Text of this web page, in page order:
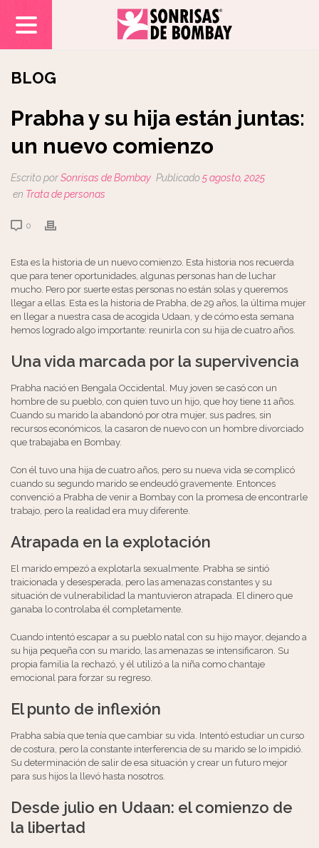
BLOG
Prabha y su hija están juntas:
un nuevo comienzo
Escrito porSonrisas de Bombay Publicado5 agosto, 2025
en Trata de personas
0
Esta es la historia de un nuevo comienzo. Esta historia nos recuerda
que para tener oportunidades, algunas personas han de luchar
mucho. Pero por suerte estas personas no están solas y queremos
llegar a ellas. Esta es la historia de Prabha, de 29 años, la última mujer
en llegar a nuestra casa de acogida Udaan, y de cómo esta semana
hemos logrado algo importante: reunirla con su hija de cuatro años.
Una vida marcada por la supervivencia
Prabha nació en Bengala Occidental. Muy joven se casó con un
hombre de su pueblo, con quien tuvo un hijo, que hoy tiene 11 años.
Cuando su marido la abandonó por otra mujer, sus padres, sin
recursos económicos, la casaron de nuevo con un hombre divorciado
que trabajaba en Bombay.
Con él tuvo una hija de cuatro años, pero su nueva vida se complicó
cuando su segundo marido se endeudó gravemente. Entonces
convenció a Prabha de venir a Bombay con la promesa de encontrarle
trabajo, pero la realidad era muy diferente.
Atrapada en la explotación
El marido empezó a explotarla sexualmente. Prabha se sintió
traicionada y desesperada, pero las amenazas constantes y su
situación de vulnerabilidad la mantuvieron atrapada. El dinero que
ganaba lo controlaba él completamente.
Cuando intentó escapar a su pueblo natal con su hijo mayor, dejando a
su hija pequeña con su marido, las amenazas se intensificaron. Su
propia familia la rechazó, y él utilizó a la niña como chantaje
emocional para forzar su regreso.
El punto de inflexión
Prabha sabía que tenía que cambiar su vida. Intentó estudiar un curso
de costura, pero la constante interferencia de su marido se lo impidió.
Su determinación de salir de esa situación y crear un futuro mejor
para sus hijos la llevó hasta nosotros.
Desde julio en Udaan: el comienzo de
la libertad